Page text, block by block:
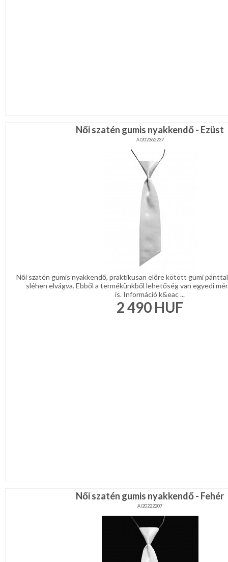
Női szatén gumis nyakkendő - Ezüst
AI202362237
Női szatén gumis nyakkendő, praktikusan előre kötött gumi
sléhen elvágva. Ebből a termékünkből lehetőség van egyedi
is. Információ k&eac ...
2 490 HUF
Női szatén gumis nyakkendő - Fehér
AI20222207